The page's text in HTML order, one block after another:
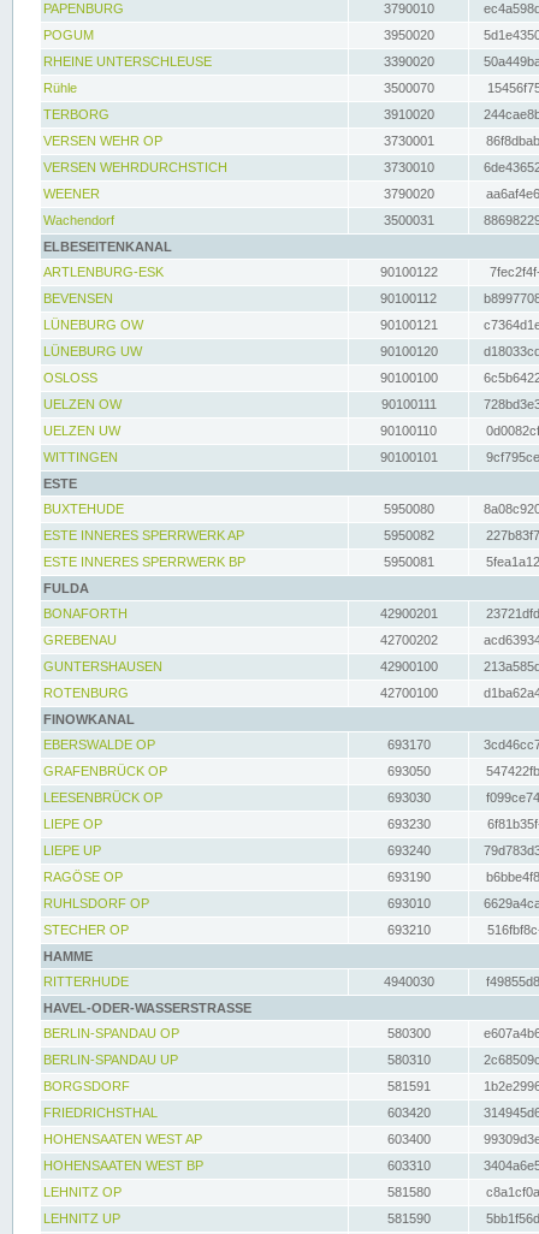
PAPENBURG
3790010
POGUM
3950020
RHEINE UNTERSCHLEUSE
3390020
Rühle
3500070
TERBORG
3910020
VERSEN WEHR OP
3730001
VERSEN WEHRDURCHSTICH
3730010
WEENER
3790020
Wachendorf
3500031
ELBESEITENKANAL
ARTLENBURG-ESK
90100122
BEVENSEN
90100112
LÜNEBURG OW
90100121
LÜNEBURG UW
90100120
OSLOSS
90100100
UELZEN OW
90100111
UELZEN UW
90100110
WITTINGEN
90100101
ESTE
BUXTEHUDE
5950080
ESTE INNERES SPERRWERK AP
5950082
ESTE INNERES SPERRWERK BP
5950081
FULDA
BONAFORTH
42900201
GREBENAU
42700202
GUNTERSHAUSEN
42900100
ROTENBURG
42700100
FINOWKANAL
EBERSWALDE OP
693170
GRAFENBRÜCK OP
693050
LEESENBRÜCK OP
693030
LIEPE OP
693230
LIEPE UP
693240
RAGÖSE OP
693190
RUHLSDORF OP
693010
STECHER OP
693210
HAMME
RITTERHUDE
4940030
HAVEL-ODER-WASSERSTRASSE
BERLIN-SPANDAU OP
580300
BERLIN-SPANDAU UP
580310
BORGSDORF
581591
FRIEDRICHSTHAL
603420
HOHENSAATEN WEST AP
603400
HOHENSAATEN WEST BP
603310
LEHNITZ OP
581580
LEHNITZ UP
581590